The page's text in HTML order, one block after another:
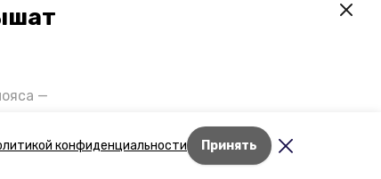
конфиденциальности Принять
—
на
Лента новостей